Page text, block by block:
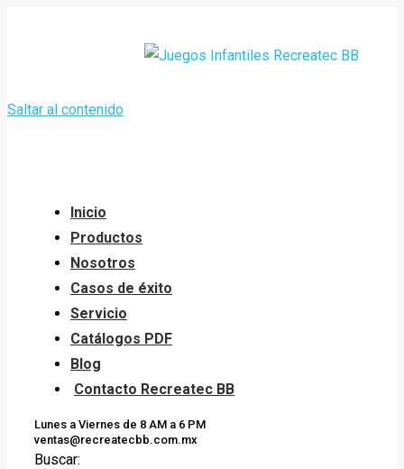
Saltar al contenido
Inicio
Productos
Nosotros
Casos de éxito
Servicio
Catálogos PDF
Blog
Contacto Recreatec BB
Lunes a Viernes de 8 AM a 6 PM
ventas@recreatecbb.com.mx
Buscar: